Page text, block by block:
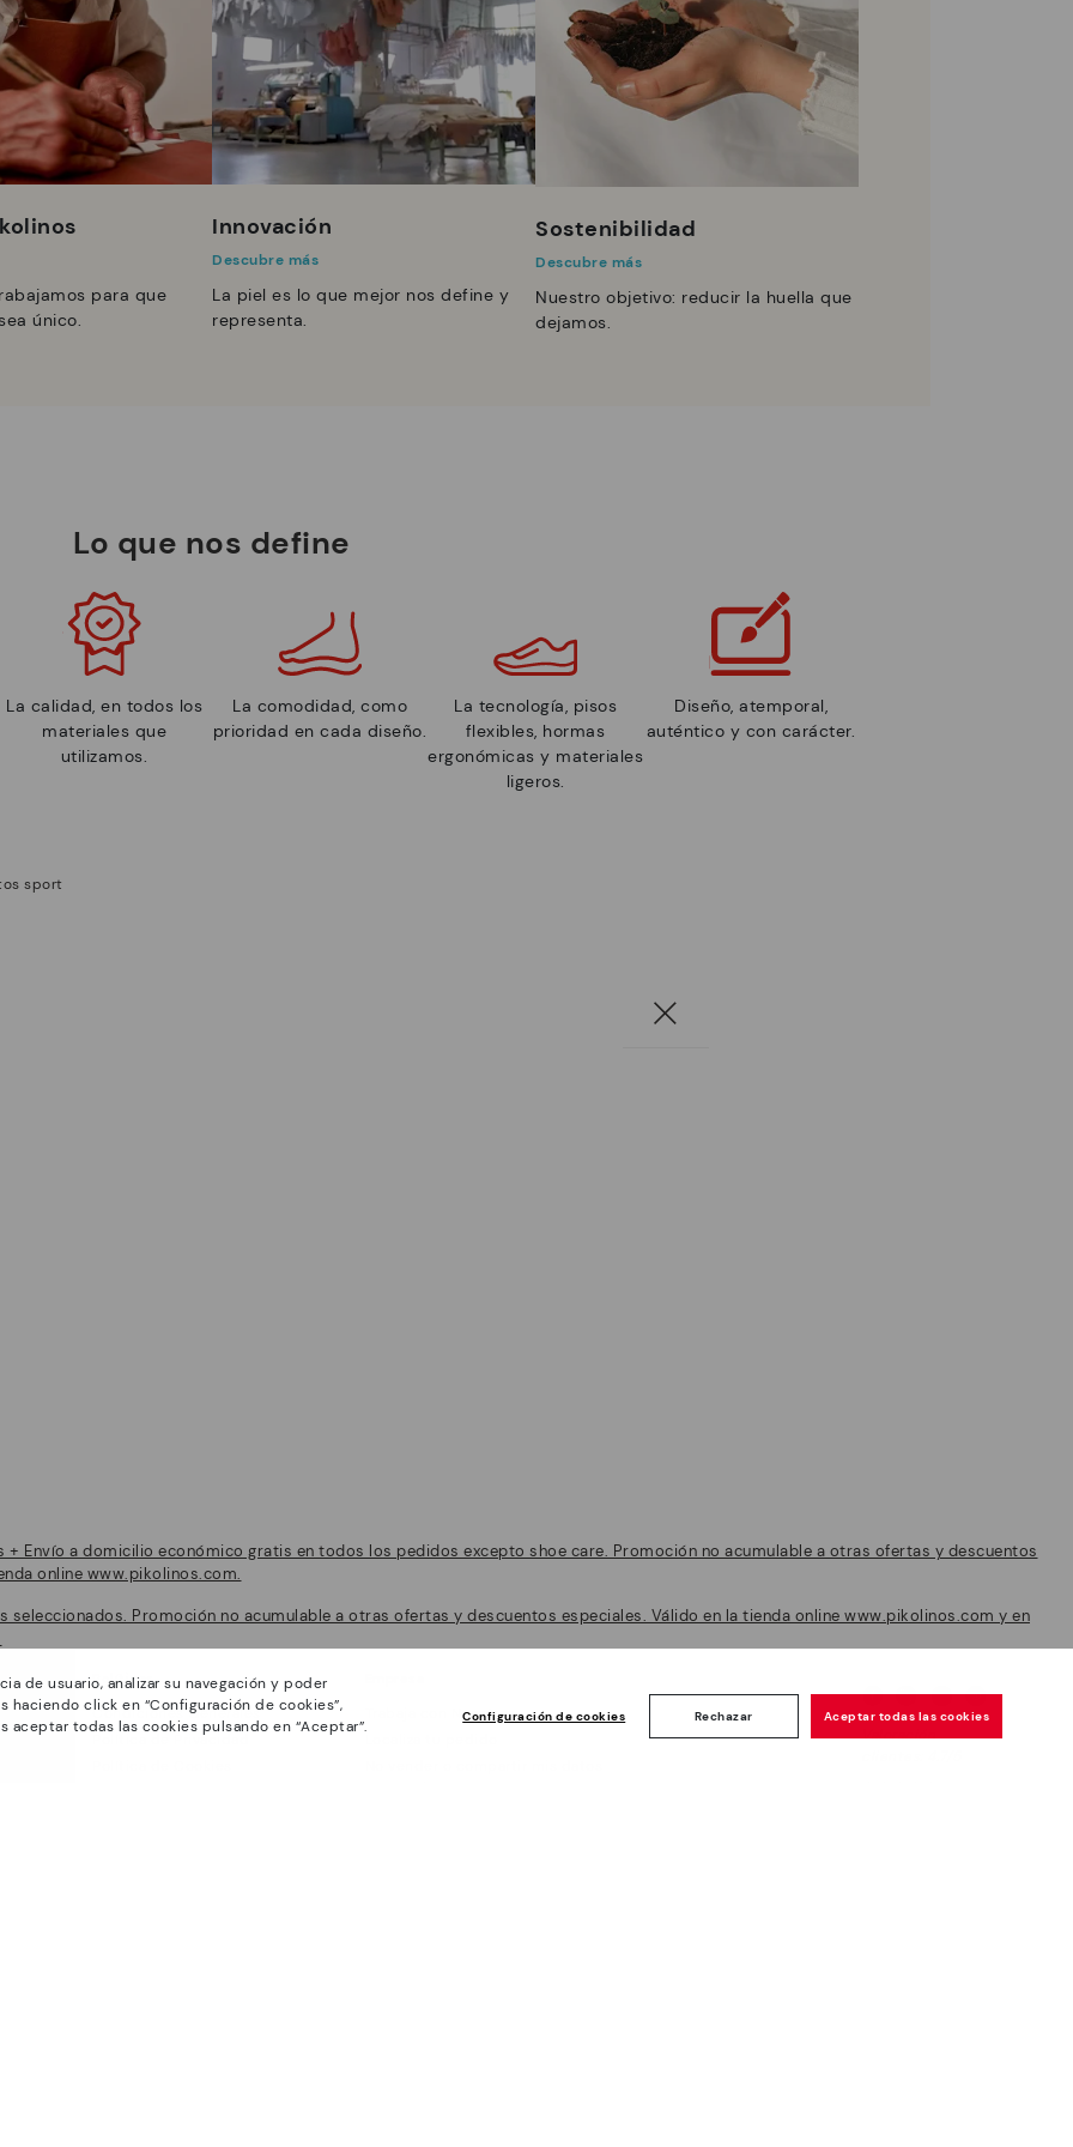
de usuario, analizar su navegación y poder
click en “Configuración de cookies”,
aceptar todas las cookies pulsando en “Aceptar”.
Configuración de cookies Rechazar Aceptar todas las cookies
para que
único.
Innovación
Descubre más
La piel es lo que mejor nos define y
representa.
Sostenibilidad
Descubre más
Nuestro objetivo: reducir la huella que
dejamos.
Lo que nos define
La calidad, en todos los
materiales que
utilizamos.
La comodidad, como
prioridad en cada diseño.
La tecnología, pisos
flexibles, hormas
ergonómicas y materiales
ligeros.
Diseño, atemporal,
auténtico y con carácter.
sport
Envío a domicilio económico gratis en todos los pedidos excepto shoe care. Promoción no acumulable a otras ofertas y descuentos
online www.pikolinos.com.
Promoción no acumulable a otras ofertas y descuentos especiales. Válido en la tienda online www.pikolinos.com y en
Políticas
Condiciones Generales
Política de Privacidad
Trabaja con Nosotros
Valoración